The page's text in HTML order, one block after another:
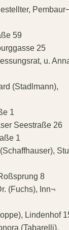
59
25
u.
(Stadlmann),
1
Seestraße 26
1
8
(Fuchs), Inn¬
Lindenhof
(Tabarelli),